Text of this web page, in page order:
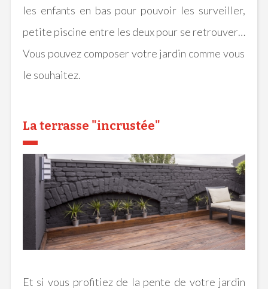
les enfants en bas pour pouvoir les surveiller,
petite piscine entre les deux pour se retrouver
Vous pouvez composer votre jardin comme vous
le souhaitez.
La terrasse "incrustée"
Et si vous profitiez de la pente de votre jardin